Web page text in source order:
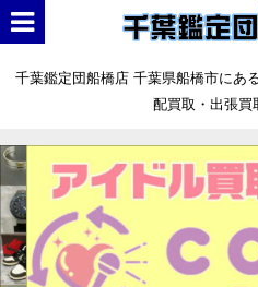
千葉鑑定団船橋店 千葉県船橋市に
配買取・出張買